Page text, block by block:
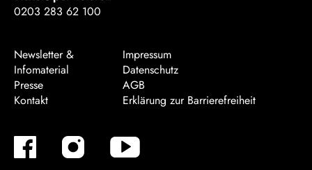
0203 283 62 100
Newsletter &
Infomaterial
Presse
Kontakt
Impressum
Datenschutz
AGB
Erklärung zur Barrierefreiheit